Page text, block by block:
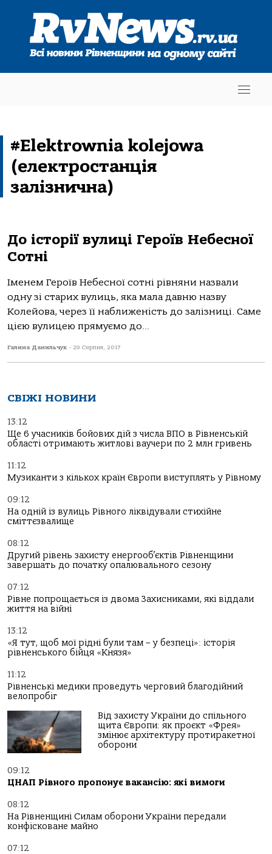
#Elektrownia kolejowa
(електростанція
залізнична)
До історії вулиці Героїв Небесної
Сотні
Іменем Героїв Небесної сотні рівняни назвали
одну зі старих вулиць, яка мала давню назву
Колейова, через її наближеність до залізниці. Саме
цією вулицею прямуємо до...
Галина Данильчук - 29 Серпня, 2017
СВІЖІ НОВИНИ
13:12
Ще 6 учасників бойових дій з числа ВПО в Рівненській
області отримають житлові ваучери по 2 млн гривень
11:12
Музиканти з кількох країн Європи виступлять у Рівному
09:12
На одній із вулиць Рівного ліквідували стихійне
сміттєзвалище
08:12
Другий рівень захисту енергооб’єктів Рівненщини
завершать до початку опалювального сезону
07:12
Рівне попрощається із двома Захисниками, які віддали
життя на війні
13:12
«Я тут, щоб мої рідні були там – у безпеці»: історія
рівненського бійця «Князя»
11:12
Рівненські медики проведуть черговий благодійний
велопробіг
Від захисту України до спільного
щита Європи: як проєкт «Фрея»
змінює архітектуру протиракетної
оборони
09:12
ЦНАП Рівного пропонує вакансію: які вимоги
08:12
На Рівненщині Силам оборони України передали
конфісковане майно
07:12